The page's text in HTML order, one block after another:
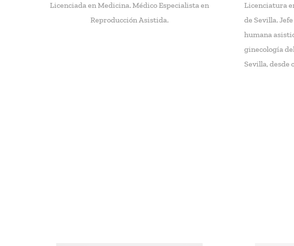
Licenciada en Medicina. Médico Especialista en
Reproducción Asistida.
Licenciatura
de Sevilla.
humana
ginecología
Sevilla, desde